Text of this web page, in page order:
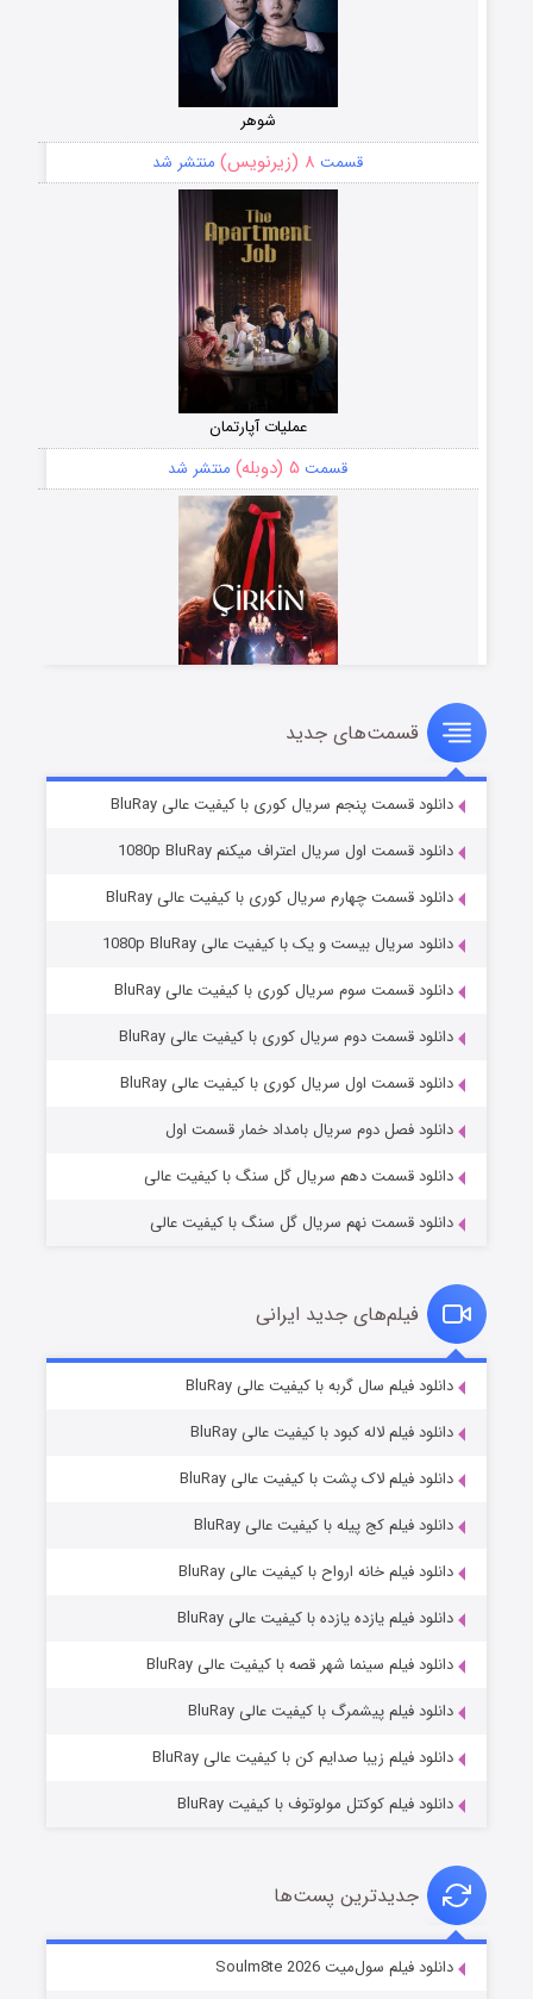
شوهر
قسمت ۸ (زیرنویس) منتشر شد
عملیات آپارتمان
قسمت ۵ (دوبله) منتشر شد
سریال زشت
قسمت۲ (زیرنویس) منتشر شد
مردگان متحرک: شهر مرده ۳
قسمت۲ (زیرنویس) منتشر شد
قسمت۷ (زیرنویس) منتشر شد
خاندان اژدها فصل ۳
قسمت‌های جدید
دانلود قسمت پنجم سریال کوری با کیفیت عالی BluRay
دانلود قسمت اول سریال اعتراف میکنم 1080p BluRay
دانلود قسمت چهارم سریال کوری با کیفیت عالی BluRay
دانلود سریال بیست و یک با کیفیت عالی 1080p BluRay
دانلود قسمت سوم سریال کوری با کیفیت عالی BluRay
دانلود قسمت دوم سریال کوری با کیفیت عالی BluRay
دانلود قسمت اول سریال کوری با کیفیت عالی BluRay
دانلود فصل دوم سریال بامداد خمار قسمت اول
دانلود قسمت دهم سریال گل سنگ با کیفیت عالی
دانلود قسمت نهم سریال گل سنگ با کیفیت عالی
فیلم‌های جدید ایرانی
دانلود فیلم سال گربه با کیفیت عالی BluRay
دانلود فیلم لاله کبود با کیفیت عالی BluRay
دانلود فیلم لاک پشت با کیفیت عالی BluRay
دانلود فیلم کج‌ پیله با کیفیت عالی BluRay
دانلود فیلم خانه ارواح با کیفیت عالی BluRay
دانلود فیلم یازده یازده با کیفیت عالی BluRay
دانلود فیلم سینما شهر قصه با کیفیت عالی BluRay
دانلود فیلم پیشمرگ با کیفیت عالی BluRay
دانلود فیلم زیبا صدایم کن با کیفیت عالی BluRay
دانلود فیلم کوکتل مولوتوف با کیفیت BluRay
جدیدترین پست‌ها
دانلود فیلم سول‌میت Soulm8te 2026